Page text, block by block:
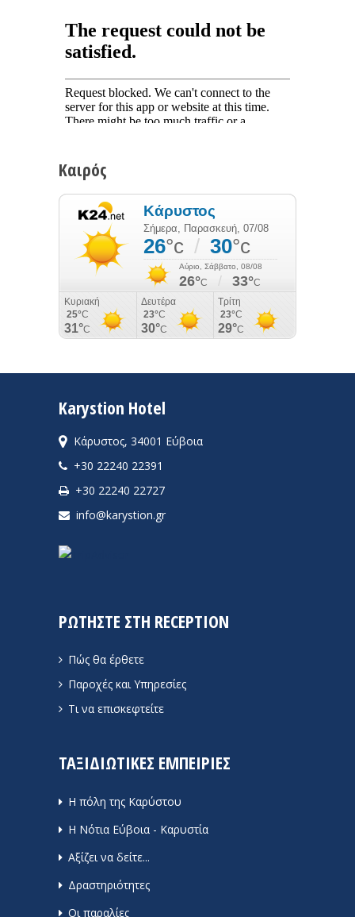
Καιρός
Karystion Hotel
Κάρυστος, 34001 Εύβοια
+30 22240 22391
+30 22240 22727
info@karystion.gr
ΡΩΤΗΣΤΕ ΣΤΗ RECEPTION
Πώς θα έρθετε
Παροχές και Υπηρεσίες
Τι να επισκεφτείτε
ΤΑΞΙΔΙΩΤΙΚΕΣ ΕΜΠΕΙΡΙΕΣ
Η πόλη της Καρύστου
Η Νότια Εύβοια - Καρυστία
Αξίζει να δείτε...
Δραστηριότητες
Οι παραλίες